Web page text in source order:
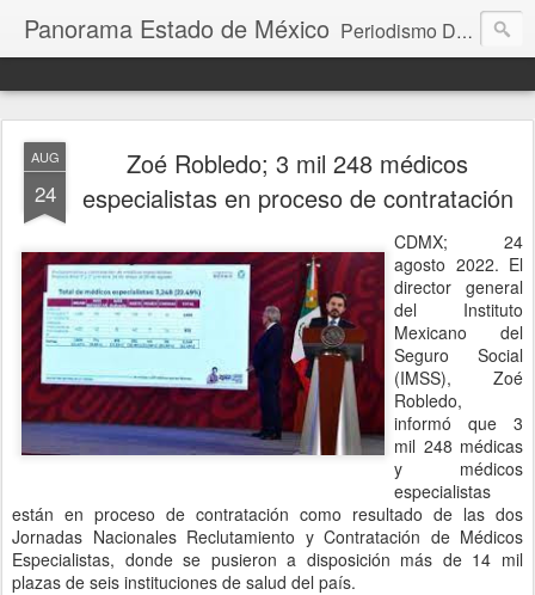
Panorama Estado de México Periodismo Digital
AUG
24
Zoé Robledo; 3 mil 248 médicos
especialistas en proceso de contratación
CDMX; 24
agosto 2022. El
director general
del Instituto
Mexicano del
Seguro Social
(IMSS), Zoé
Robledo,
informó que 3
mil 248 médicas
y médicos
especialistas
están en proceso de contratación como resultado de las dos
Jornadas Nacionales Reclutamiento y Contratación de Médicos
Especialistas, donde se pusieron a disposición más de 14 mil
plazas de seis instituciones de salud del país.